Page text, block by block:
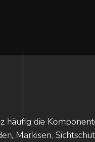
häufig die
Markisen,